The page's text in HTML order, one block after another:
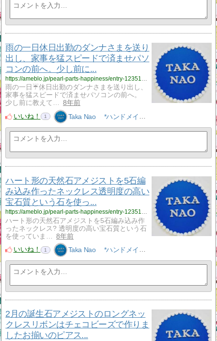
雨の一日休日出勤のダンナさまを送り
出し、家事を猛スピードで済ませパソ
コンの前へ。少し前に...
https://ameblo.jp/pearl-parts-happiness/entry-12351799329.html
雨の一日☔休日出勤のダンナさまを送り出し、
家事を猛スピードで済ませパソコンの前へ。
少し前に教えて…
8年前
いいね！
1 Taka Nao *ハンドメイドアクセサリーNao*
ハート形の天然石アメジストを5石編
み込み作ったネックレス透明度の高い
宝石質という石を使っ...
https://ameblo.jp/pearl-parts-happiness/entry-12351474065.html
ハート形の天然石アメジストを5石編み込み作
ったネックレス? 透明度の高い宝石質という石
を使っていま…
8年前
いいね！
1 Taka Nao *ハンドメイドアクセサリーNao*
2月の誕生石アメジストのロングネッ
クレスリボンはチェコビーズで作りま
したお揃いのピアス...